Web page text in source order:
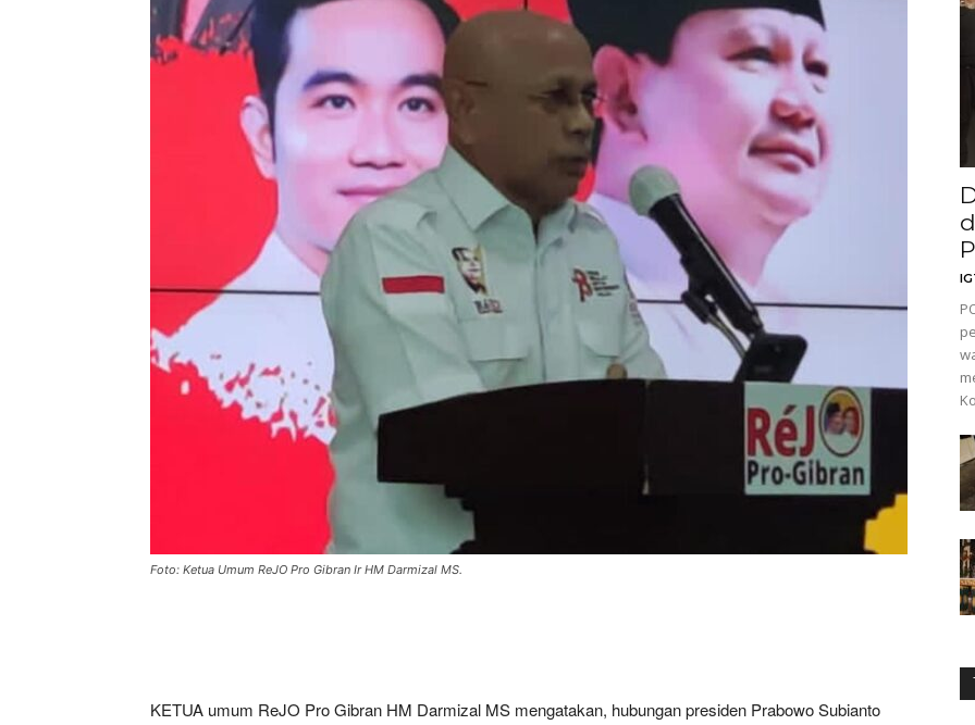
Foto: Ketua Umum ReJO Pro Gibran Ir HM Darmizal MS.
KETUA umum ReJO Pro Gibran HM Darmizal MS mengatakan, hubungan presiden Prabowo Subianto